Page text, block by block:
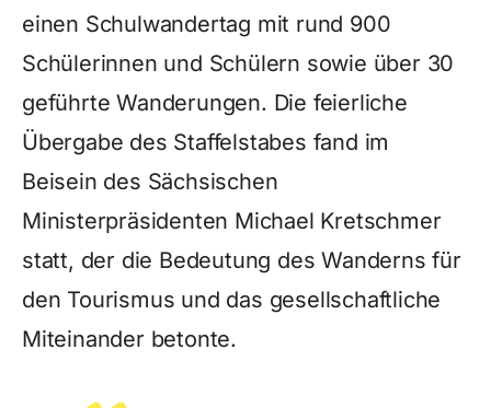
einen Schulwandertag mit rund 900
Schülerinnen und Schülern sowie über 30
geführte Wanderungen. Die feierliche
Übergabe des Staffelstabes fand im
Beisein des Sächsischen
Ministerpräsidenten Michael Kretschmer
statt, der die Bedeutung des Wanderns für
den Tourismus und das gesellschaftliche
Miteinander betonte.